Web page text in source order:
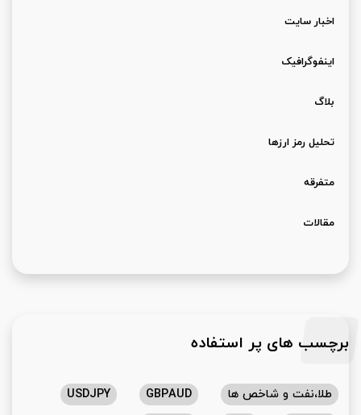
اخبار سایت
اینفوگرافیک
بلاگ
تحلیل رمز ارزها
متفرقه
مقالات
برچسب های پر استفاده
طلا،نفت و شاخص ها GBPAUD
USDJPY